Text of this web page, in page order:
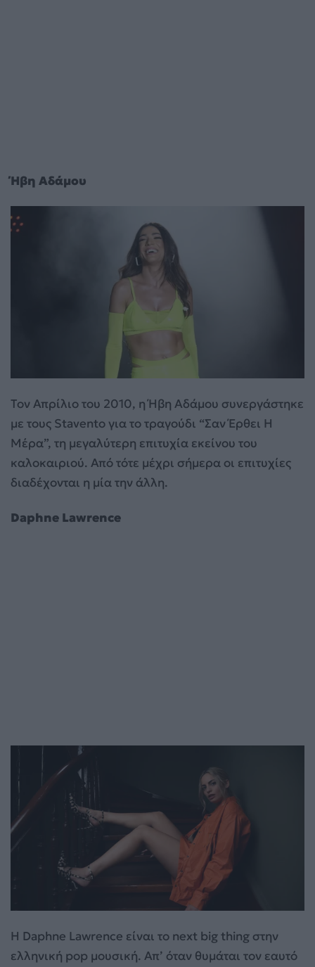
Ήβη Αδάμου
Τον Απρίλιο του 2010, η Ήβη Αδάμου συνεργάστηκε
με τους Stavento για το τραγούδι “Σαν Έρθει Η
Μέρα”, τη μεγαλύτερη επιτυχία εκείνου του
καλοκαιριού. Από τότε μέχρι σήμερα οι επιτυχίες
διαδέχονται η μία την άλλη.
Daphne Lawrence
Η Daphne Lawrence είναι το next big thing στην
ελληνική pop μουσική. Απ’ όταν θυμάται τον εαυτό